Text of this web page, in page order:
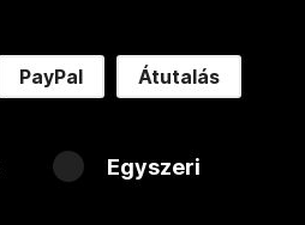
PayPal Átutalás
Egyszeri